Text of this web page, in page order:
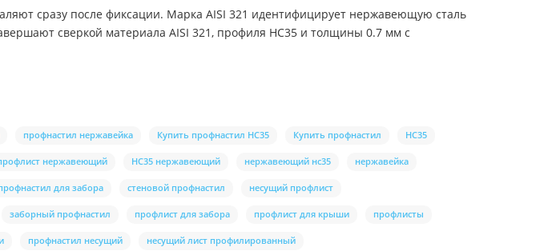
сразу после фиксации. Марка AISI 321 идентифицирует нержавеющую сталь
сверкой материала AISI 321, профиля НС35 и толщины 0.7 мм с
профнастил нержавейка Купить профнастил НС35 Купить профнастил НС35
нержавеющий НС35 нержавеющий нержавеющий нс35 нержавейка
для забора стеновой профнастил несущий профлист
заборный профнастил профлист для забора профлист для крыши профлисты
профнастил несущий несущий лист профилированный